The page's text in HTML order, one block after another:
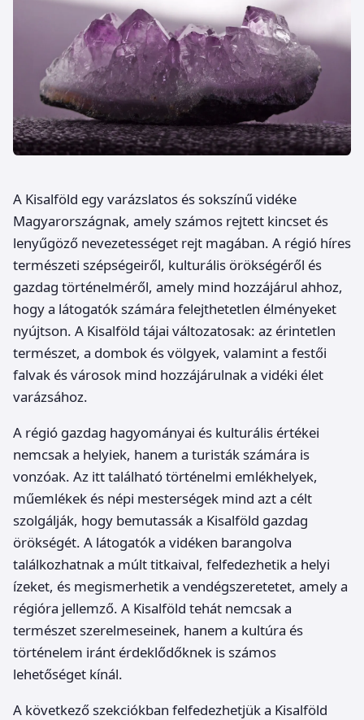
A Kisalföld egy varázslatos és sokszínű vidéke
Magyarországnak, amely számos rejtett kincset és
lenyűgöző nevezetességet rejt magában. A régió híres
természeti szépségeiről, kulturális örökségéről és
gazdag történelméről, amely mind hozzájárul ahhoz,
hogy a látogatók számára felejthetetlen élményeket
nyújtson. A Kisalföld tájai változatosak: az érintetlen
természet, a dombok és völgyek, valamint a festői
falvak és városok mind hozzájárulnak a vidéki élet
varázsához.
A régió gazdag hagyományai és kulturális értékei
nemcsak a helyiek, hanem a turisták számára is
vonzóak. Az itt található történelmi emlékhelyek,
műemlékek és népi mesterségek mind azt a célt
szolgálják, hogy bemutassák a Kisalföld gazdag
örökségét. A látogatók a vidéken barangolva
találkozhatnak a múlt titkaival, felfedezhetik a helyi
ízeket, és megismerhetik a vendégszeretetet, amely a
régióra jellemző. A Kisalföld tehát nemcsak a
természet szerelmeseinek, hanem a kultúra és
történelem iránt érdeklődőknek is számos
lehetőséget kínál.
A következő szekciókban felfedezhetjük a Kisalföld